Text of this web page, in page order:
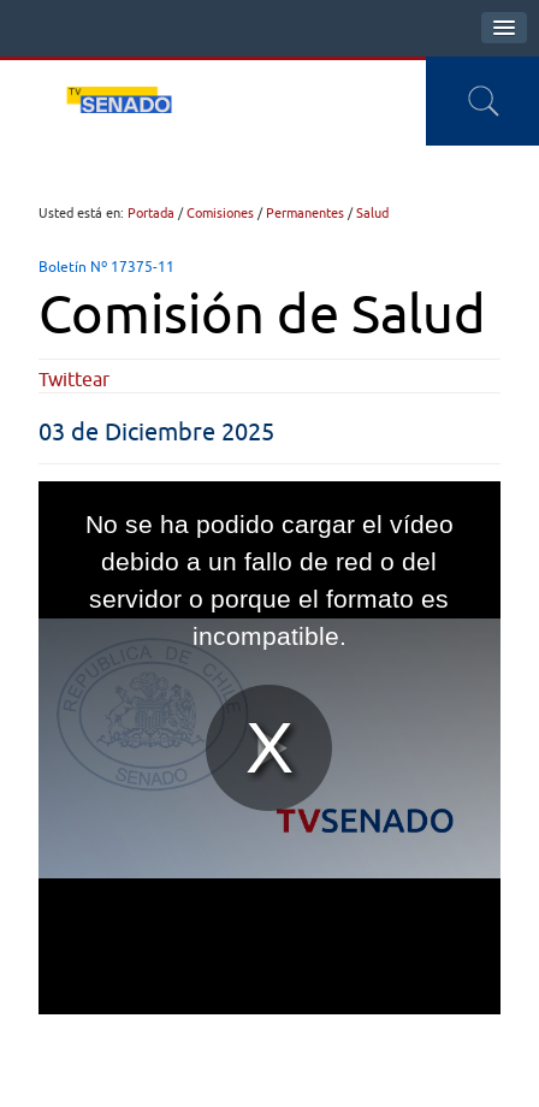
Usted está en: Portada /Comisiones / Permanentes /Salud
Boletín Nº 17375-11
Comisión de Salud
Twittear
03 de Diciembre 2025
window.
No se ha podido cargar el vídeo
debido a un fallo de red o del
servidor o porque el formato es
incompatible.